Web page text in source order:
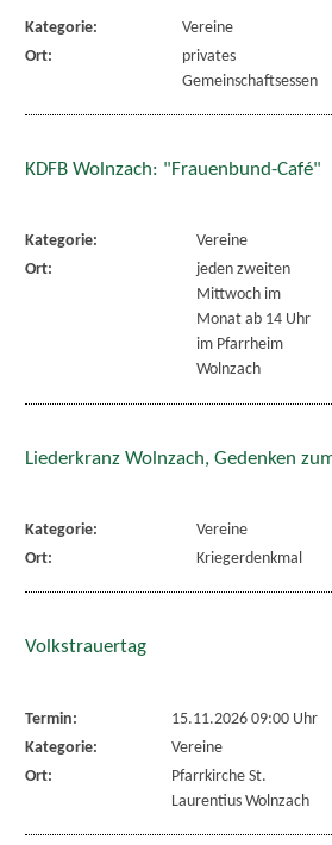
Kategorie:
Vereine
Ort:
privates
Gemeinschaftsessen
KDFB Wolnzach: "Frauenbund-Café"
Kategorie:
Vereine
Ort:
jeden zweiten
Mittwoch im
Monat ab 14 Uhr
im Pfarrheim
Wolnzach
Liederkranz Wolnzach, Gedenken
Kategorie:
Vereine
Ort:
Kriegerdenkmal
Volkstrauertag
Termin:
15.11.2026 09:00 Uhr
Kategorie:
Vereine
Ort:
Pfarrkirche St.
Laurentius Wolnzach